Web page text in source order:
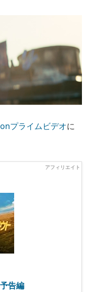
プライムビデオに
告編